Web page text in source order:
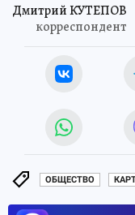
Дмитрий КУТЕПОВ
корреспондент
ОБЩЕСТВО